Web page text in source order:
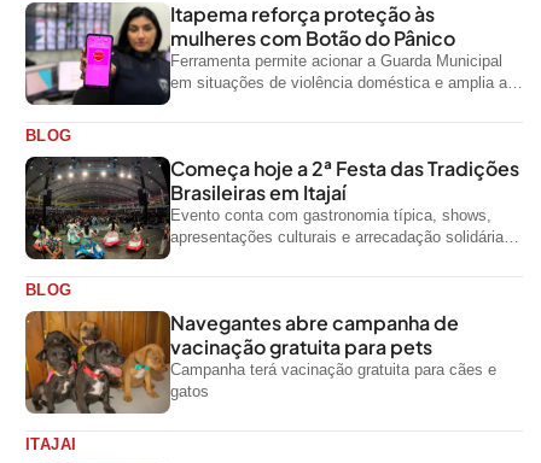
Itapema reforça proteção às
mulheres com Botão do Pânico
Ferramenta permite acionar a Guarda Municipal
em situações de violência doméstica e amplia a
BLOG
Começa hoje a 2ª Festa das Tradições
Brasileiras em Itajaí
Evento conta com gastronomia típica, shows,
apresentações culturais e arrecadação solidária
BLOG
Navegantes abre campanha de
vacinação gratuita para pets
Campanha terá vacinação gratuita para cães e
gatos
ITAJAI